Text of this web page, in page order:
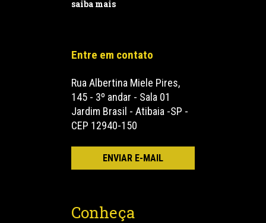
saiba mais
Entre em contato
Rua Albertina Miele Pires,
145 - 3º andar - Sala 01
Jardim Brasil - Atibaia -SP -
CEP 12940-150
Conheça